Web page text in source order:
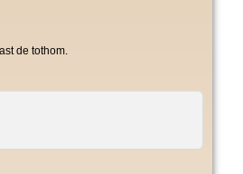
de tothom.